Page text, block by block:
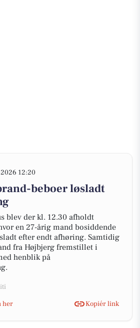
12:20
beboer løsladt
blev der kl. 12.30 afholdt
en 27-årig mand bosiddende
efter endt afhøring. Samtidig
fra Højbjerg fremstillet i
henblik på
her
Kopiér link